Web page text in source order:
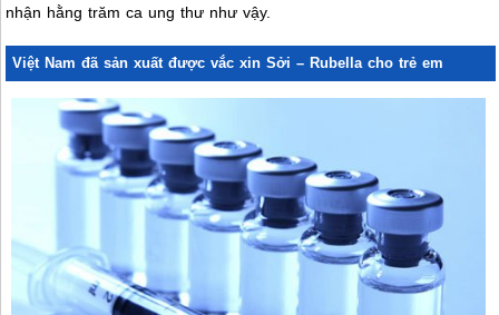
nhận hằng trăm ca ung thư như vậy.
Việt Nam đã sản xuất được vắc xin Sởi – Rubella cho trẻ em